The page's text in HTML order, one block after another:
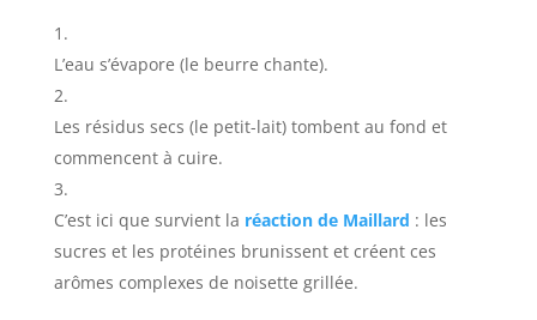
L’eau s’évapore (le beurre chante).
Les résidus secs (le petit-lait) tombent au fond et
commencent à cuire.
C’est ici que survient la réaction de Maillard : les
sucres et les protéines brunissent et créent ces
arômes complexes de noisette grillée.